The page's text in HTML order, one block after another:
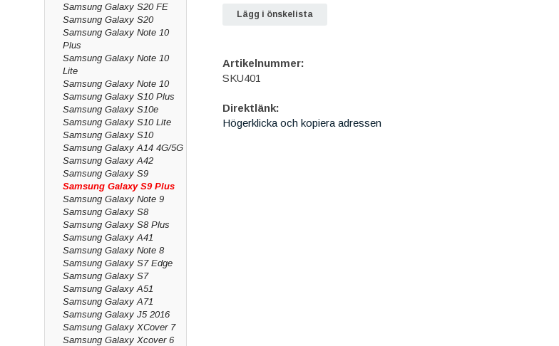
Samsung Galaxy S20 FE
Samsung Galaxy S20
Samsung Galaxy Note 10
Plus
Samsung Galaxy Note 10
Lite
Samsung Galaxy Note 10
Samsung Galaxy S10 Plus
Samsung Galaxy S10e
Samsung Galaxy S10 Lite
Samsung Galaxy S10
Samsung Galaxy A14 4G/5G
Samsung Galaxy A42
Samsung Galaxy S9
Samsung Galaxy S9 Plus
Samsung Galaxy Note 9
Samsung Galaxy S8
Samsung Galaxy S8 Plus
Samsung Galaxy A41
Samsung Galaxy Note 8
Samsung Galaxy S7 Edge
Samsung Galaxy S7
Samsung Galaxy A51
Samsung Galaxy A71
Samsung Galaxy J5 2016
Samsung Galaxy XCover 7
Samsung Galaxy Xcover 6
Lägg i önskelista
Artikelnummer:
SKU401
Direktlänk:
Högerklicka och kopiera adressen